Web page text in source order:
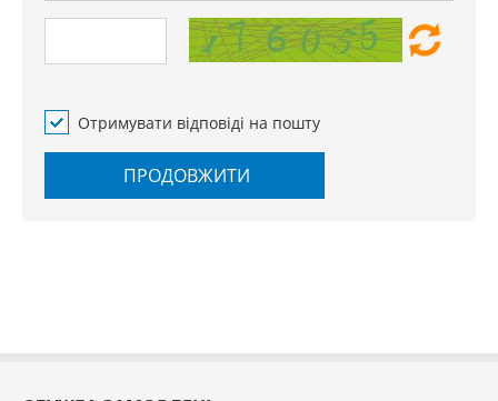
Отримувати відповіді на пошту
ПРОДОВЖИТИ